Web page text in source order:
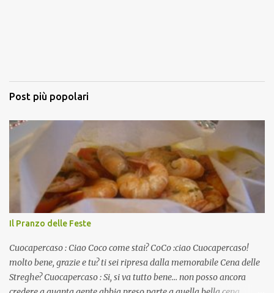
Post più popolari
Il Pranzo delle Feste
Cuocapercaso : Ciao Coco come stai? CoCo :ciao Cuocapercaso!
molto bene, grazie e tu? ti sei ripresa dalla memorabile Cena delle
Streghe? Cuocapercaso : Si, si va tutto bene… non posso ancora